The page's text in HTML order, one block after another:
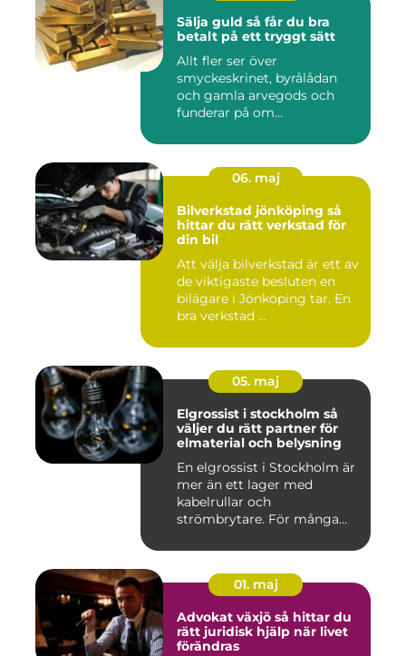
Sälja guld så får du bra
betalt på ett tryggt sätt
Allt fler ser över
smyckeskrinet, byrålådan
och gamla arvegods och
funderar på om
06. maj
Bilverkstad jönköping så
hittar du rätt verkstad för
din bil
Att välja bilverkstad är ett av
de viktigaste besluten en
bilägare i Jönköping tar. En
bra verkstad ...
05. maj
Elgrossist i stockholm så
väljer du rätt partner för
elmaterial och belysning
En elgrossist i Stockholm är
mer än ett lager med
kabelrullar och
strömbrytare. För många
01. maj
Advokat växjö så hittar du
rätt juridisk hjälp när livet
förändras